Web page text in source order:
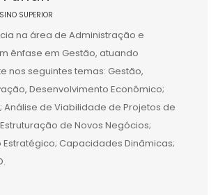
SUPERIOR
na área de Administração e
ênfase em Gestão, atuando
nos seguintes temas: Gestão,
Desenvolvimento Econômico;
Análise de Viabilidade de Projetos de
de Novos Negócios;
Capacidades Dinâmicas;